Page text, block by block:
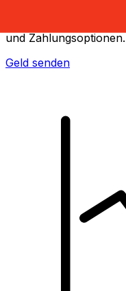
und Zahlungsoptionen.
Geld senden